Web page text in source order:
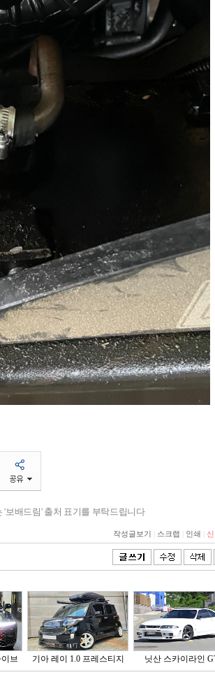
'보배드림' 출처 표기를 부탁드립니다
작성글보기 스크랩 인쇄
브
기아 레이 1.0 프레스티지 닛산 스카이라인